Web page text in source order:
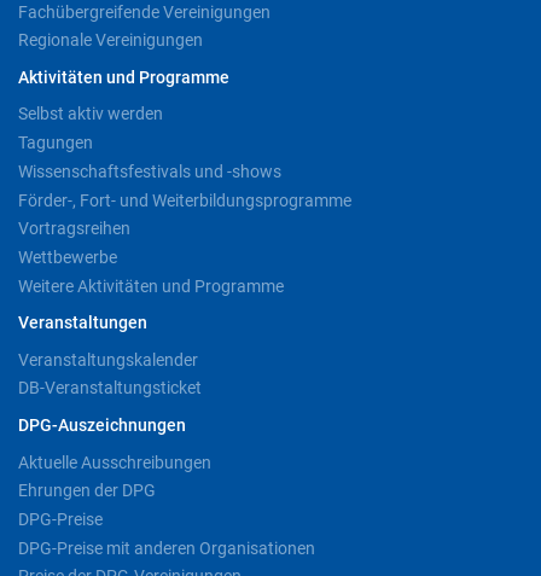
Fachübergreifende Vereinigungen
Regionale Vereinigungen
Aktivitäten und Programme
Selbst aktiv werden
Tagungen
Wissenschaftsfestivals und -shows
Förder-, Fort- und Weiterbildungsprogramme
Vortragsreihen
Wettbewerbe
Weitere Aktivitäten und Programme
Veranstaltungen
Veranstaltungskalender
DB-Veranstaltungsticket
DPG-Auszeichnungen
Aktuelle Ausschreibungen
Ehrungen der DPG
DPG-Preise
DPG-Preise mit anderen Organisationen